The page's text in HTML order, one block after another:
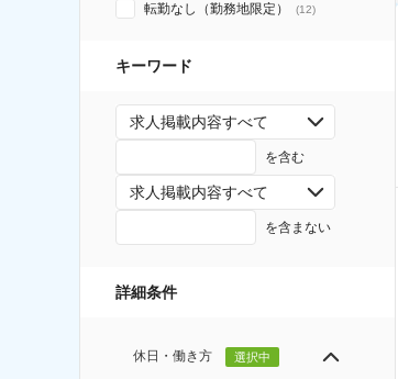
転勤なし（勤務地限定） (12)
キーワード
求人掲載内容すべて
を含む
求人掲載内容すべて
を含まない
詳細条件
休日・働き方 選択中